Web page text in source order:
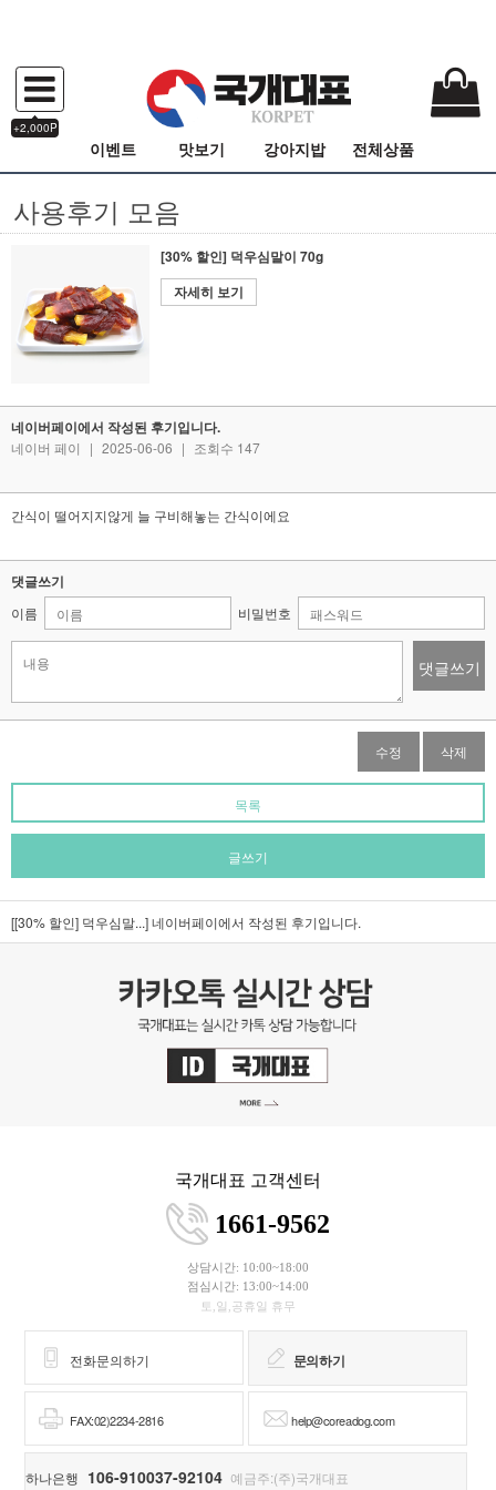
+2,000P
이벤트 맛보기 강아지밥 전체상품
사용후기 모음
[30% 할인] 덕우심말이 70g
자세히 보기
네이버페이에서 작성된 후기입니다.
네이버 페이 | 2025-06-06 | 조회수 147
간식이 떨어지지않게 늘 구비해놓는 간식이에요
댓글쓰기
이름 비밀번호
댓글쓰기
수정 삭제
목록
글쓰기
[[30% 할인] 덕우심말...]네이버페이에서 작성된 후기입니다.
국개대표 고객센터
1661-9562
상담시간: 10:00~18:00
점심시간: 13:00~14:00
토,일,공휴일 휴무
전화문의하기 문의하기
FAX:02)2234-2816 help@coreadog.com
하나은행 106-910037-92104 예금주:(주)국개대표